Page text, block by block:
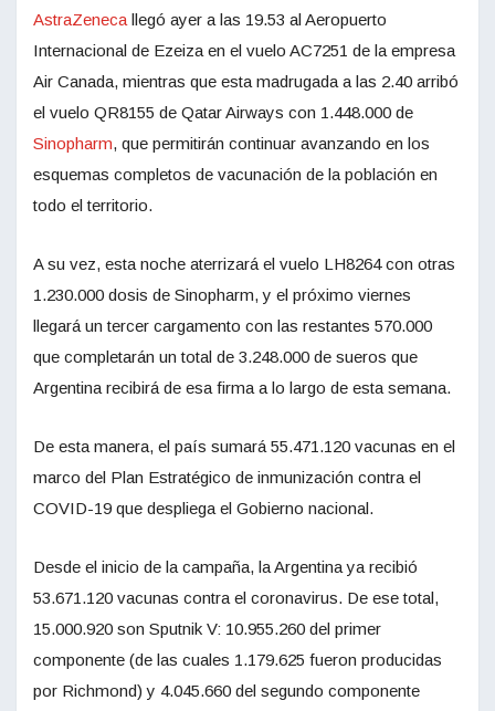
AstraZeneca llegó ayer a las 19.53 al Aeropuerto
Internacional de Ezeiza en el vuelo AC7251 de la empresa
Air Canada, mientras que esta madrugada a las 2.40 arribó
el vuelo QR8155 de Qatar Airways con 1.448.000 de
Sinopharm, que permitirán continuar avanzando en los
esquemas completos de vacunación de la población en
todo el territorio.
A su vez, esta noche aterrizará el vuelo LH8264 con otras
1.230.000 dosis de Sinopharm, y el próximo viernes
llegará un tercer cargamento con las restantes 570.000
que completarán un total de 3.248.000 de sueros que
Argentina recibirá de esa firma a lo largo de esta semana.
De esta manera, el país sumará 55.471.120 vacunas en el
marco del Plan Estratégico de inmunización contra el
COVID-19 que despliega el Gobierno nacional.
Desde el inicio de la campaña, la Argentina ya recibió
53.671.120 vacunas contra el coronavirus. De ese total,
15.000.920 son Sputnik V: 10.955.260 del primer
componente (de las cuales 1.179.625 fueron producidas
por Richmond) y 4.045.660 del segundo componente